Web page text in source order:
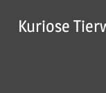
InhaltKuriose